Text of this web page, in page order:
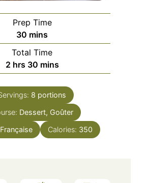
Prep Time
30 minutes
mins
Total Time
2hours
hrs 30minutes
mins
8 portions
Dessert, Goûter
Française Calories: 350